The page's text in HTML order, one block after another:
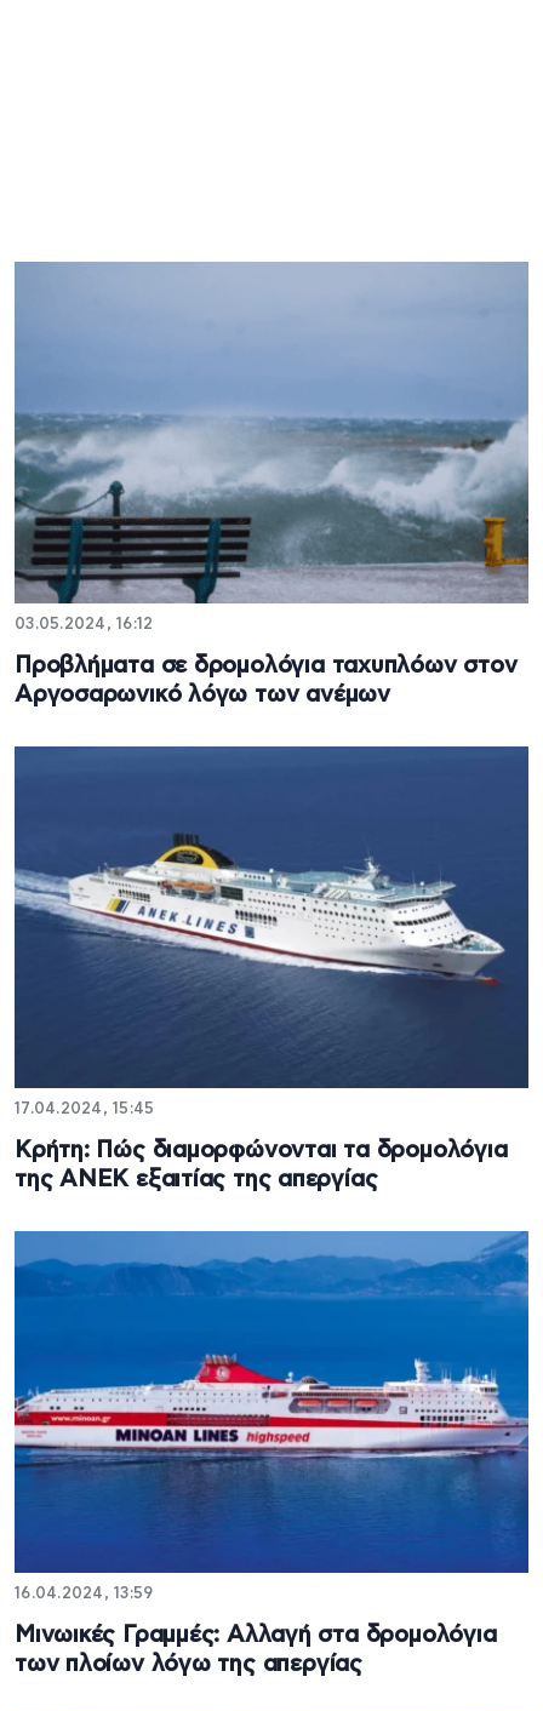
03.05.2024, 16:12
Προβλήματα σε δρομολόγια ταχυπλόων στον
Αργοσαρωνικό λόγω των ανέμων
17.04.2024, 15:45
Κρήτη: Πώς διαμορφώνονται τα δρομολόγια
της ΑΝΕΚ εξαιτίας της απεργίας
16.04.2024, 13:59
Μινωικές Γραμμές: Αλλαγή στα δρομολόγια
των πλοίων λόγω της απεργίας